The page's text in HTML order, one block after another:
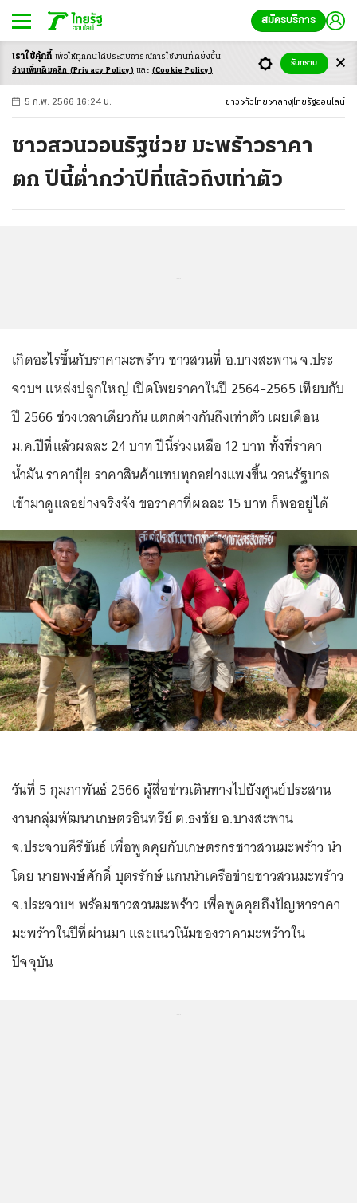
สมัครบริการ
-ก ก ก+
5 ก.พ. 2566 16:24 น. ข่าว ทั่วไทย กลาง ไทยรัฐออนไลน์
ชาวสวนวอนรัฐช่วย มะพร้าวราคา
ตก ปีนี้ต่ำกว่าปีที่แล้วถึงเท่าตัว
เกิดอะไรขึ้นกับราคามะพร้าว ชาวสวนที่ อ.บางสะพาน จ.ประ
จวบฯ แหล่งปลูกใหญ่ เปิดโพยราคาในปี 2564-2565 เทียบกับ
ปี 2566 ช่วงเวลาเดียวกัน แตกต่างกันถึงเท่าตัว เผยเดือน
ม.ค.ปีที่แล้วผลละ 24 บาท ปีนี้ร่วงเหลือ 12 บาท ทั้งที่ราคา
น้ำมัน ราคาปุ๋ย ราคาสินค้าแทบทุกอย่างแพงขึ้น วอนรัฐบาล
เข้ามาดูแลอย่างจริงจัง ขอราคาที่ผลละ 15 บาท ก็พออยู่ได้
วันที่ 5 กุมภาพันธ์ 2566 ผู้สื่อข่าวเดินทางไปยังศูนย์ประสาน
งานกลุ่มพัฒนาเกษตรอินทรีย์ ต.ธงชัย อ.บางสะพาน
จ.ประจวบคีรีขันธ์ เพื่อพูดคุยกับเกษตรกรชาวสวนมะพร้าว นำ
โดย นายพงษ์ศักดิ์ บุตรรักษ์ แกนนำเครือข่ายชาวสวนมะพร้าว
จ.ประจวบฯ พร้อมชาวสวนมะพร้าว เพื่อพูดคุยถึงปัญหาราคา
มะพร้าวในปีที่ผ่านมา และแนวโน้มของราคามะพร้าวใน
ปัจจุบัน
เราใช้คุ้กกี้ เพื่อให้ทุกคนได้ประสบการณ์การใช้งานที่ดียิ่งขึ้น
อ่านเพิ่มเติมคลิก (Privacy Policy) และ (Cookie Policy)
รับทราบ